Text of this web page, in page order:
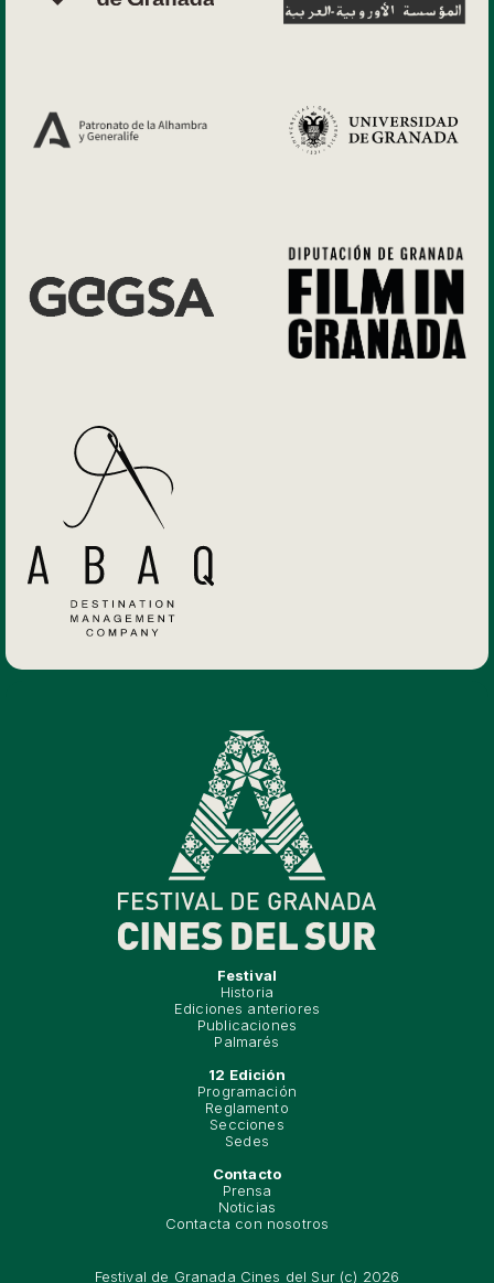
Festival
Historia
Ediciones anteriores
Publicaciones
Palmarés
12 Edición
Programación
Reglamento
Secciones
Sedes
Contacto
Prensa
Noticias
Contacta con nosotros
Festival de Granada Cines del Sur (c) 2026